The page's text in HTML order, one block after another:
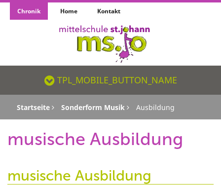
Chronik Home Kontakt
TPL_MOBILE_BUTTON_NAME_SR
TPL_MOBILE_BUTTON_NAME
Startseite Sonderform Musik Ausbildung
musische Ausbildung
musische Ausbildung